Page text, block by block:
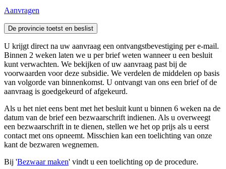
Aanvragen
De provincie toetst en beslist
U krijgt direct na uw aanvraag een ontvangstbevestiging per e-mail.
Binnen 2 weken laten we u per brief weten wanneer u een besluit
kunt verwachten. We bekijken of uw aanvraag past bij de
voorwaarden voor deze subsidie. We verdelen de middelen op basis
van volgorde van binnenkomst. U ontvangt van ons een brief of de
aanvraag is goedgekeurd of afgekeurd.
Als u het niet eens bent met het besluit kunt u binnen 6 weken na de
datum van de brief een bezwaarschrift indienen. Als u overweegt
een bezwaarschrift in te dienen, stellen we het op prijs als u eerst
contact met ons opneemt. Misschien kan een toelichting van onze
kant de bezwaren wegnemen.
Bij 'Bezwaar maken' vindt u een toelichting op de procedure.